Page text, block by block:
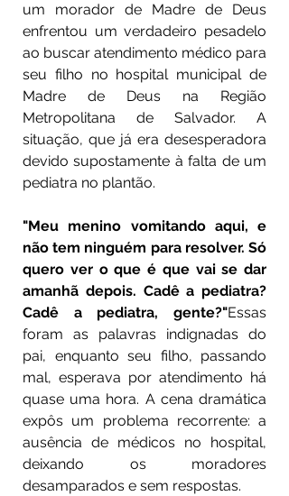
um morador de Madre de Deus
enfrentou um verdadeiro pesadelo
ao buscar atendimento médico para
seu filho no hospital municipal de
Madre de Deus na Região
Metropolitana de Salvador. A
situação, que já era desesperadora
devido supostamente à falta de um
pediatra no plantão.
"Meu menino vomitando aqui, e
não tem ninguém para resolver. Só
quero ver o que é que vai se dar
amanhã depois. Cadê a pediatra?
Cadê a pediatra, gente?"Essas
foram as palavras indignadas do
pai, enquanto seu filho, passando
mal, esperava por atendimento há
quase uma hora. A cena dramática
expôs um problema recorrente: a
ausência de médicos no hospital,
deixando os moradores
desamparados e sem respostas.